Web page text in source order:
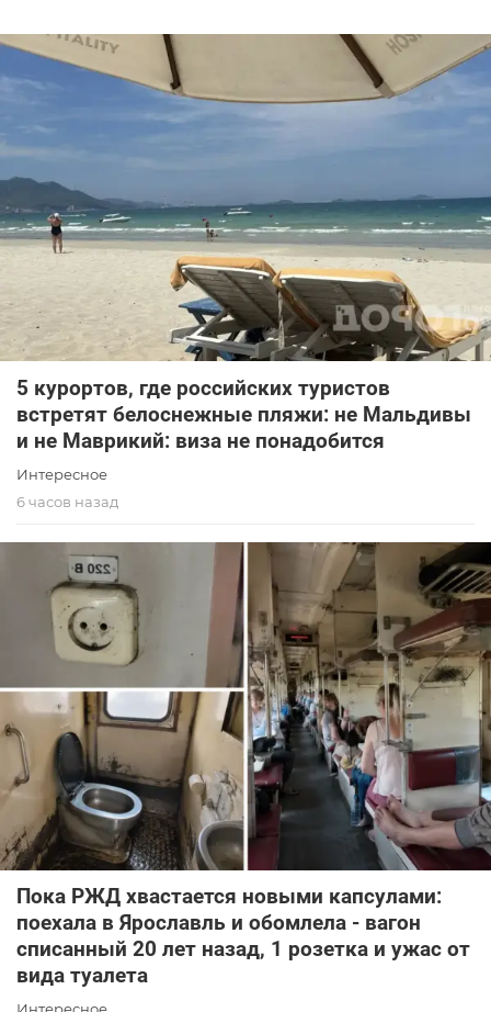
5 курортов, где российских туристов
встретят белоснежные пляжи: не Мальдивы
и не Маврикий: виза не понадобится
Интересное
6 часов назад
Пока РЖД хвастается новыми капсулами:
поехала в Ярославль и обомлела - вагон
списанный 20 лет назад, 1 розетка и ужас от
вида туалета